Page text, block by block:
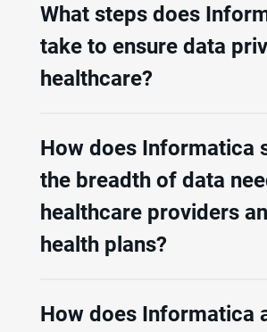
What steps does
take to ensure data
healthcare?
How does Informatica
the breadth of data
healthcare providers
health plans?
How does Informatica